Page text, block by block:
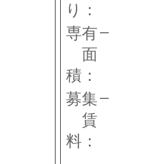
り：
専有
面
積：
–
募集
賃
料：
–